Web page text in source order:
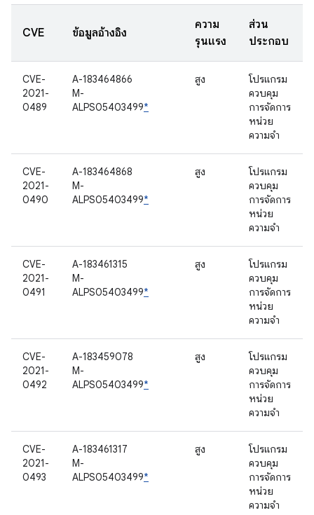
CVE ข้อมูลอ้างอิง
ความ
รุนแรง
ส่วน
ประกอบ
CVE-
2021-
0489
A-183464866
M-
ALPS05403499*
สูง
โปรแกรม
ควบคุม
การจัดการ
หน่วย
ความจำ
CVE-
2021-
0490
A-183464868
M-
ALPS05403499*
สูง
โปรแกรม
ควบคุม
การจัดการ
หน่วย
ความจำ
CVE-
2021-
0491
A-183461315
M-
ALPS05403499*
สูง
โปรแกรม
ควบคุม
การจัดการ
หน่วย
ความจำ
CVE-
2021-
0492
A-183459078
M-
ALPS05403499*
สูง
โปรแกรม
ควบคุม
การจัดการ
หน่วย
ความจำ
CVE-
2021-
0493
A-183461317
M-
ALPS05403499*
สูง
โปรแกรม
ควบคุม
การจัดการ
หน่วย
ความจำ